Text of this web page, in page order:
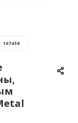
167458